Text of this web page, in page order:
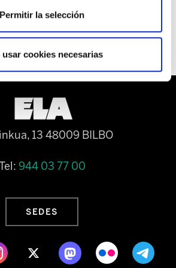
Permitir la selección
usar cookies necesarias
de accidentes evitables.
13 48009 BILBO
944 03 77 00
SEDES